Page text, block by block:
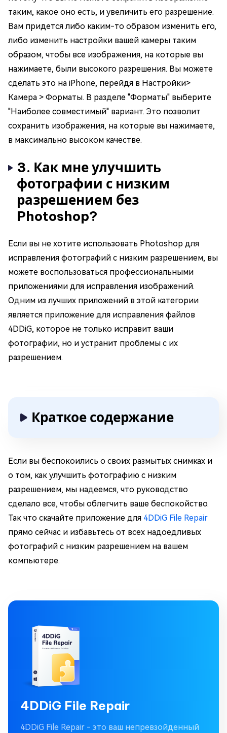
таким, какое оно есть, и увеличить его разрешение.
Вам придется либо каким-то образом изменить его,
либо изменить настройки вашей камеры таким
образом, чтобы все изображения, на которые вы
нажимаете, были высокого разрешения. Вы можете
сделать это на iPhone, перейдя в Настройки>
Камера > Форматы. В разделе "Форматы" выберите
"Наиболее совместимый" вариант. Это позволит
сохранить изображения, на которые вы нажимаете,
в максимально высоком качестве.
3. Как мне улучшить
фотографии с низким
разрешением без
Photoshop?
Если вы не хотите использовать Photoshop для
исправления фотографий с низким разрешением, вы
можете воспользоваться профессиональными
приложениями для исправления изображений.
Одним из лучших приложений в этой категории
является приложение для исправления файлов
4DDiG, которое не только исправит ваши
фотографии, но и устранит проблемы с их
разрешением.
Краткое содержание
Если вы беспокоились о своих размытых снимках и
о том, как улучшить фотографию с низким
разрешением, мы надеемся, что руководство
сделало все, чтобы облегчить ваше беспокойство.
Так что скачайте приложение для 4DDiG File Repair
прямо сейчас и избавьтесь от всех надоедливых
фотографий с низким разрешением на вашем
компьютере.
4DDiG File Repair
4DDiG File Repair - это ваш непревзойденный